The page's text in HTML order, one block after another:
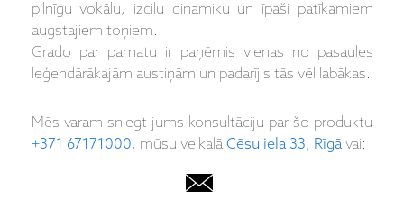
pilnīgu vokālu, izcilu dinamiku un īpaši patīkamiem
augstajiem toņiem.
Grado par pamatu ir paņēmis vienas no pasaules
leģendārākajām austiņām un padarījis tās vēl labākas.
Mēs varam sniegt jums konsultāciju par šo produktu
+371 67171000, mūsu veikalāCēsu iela 33, Rīgāvai: